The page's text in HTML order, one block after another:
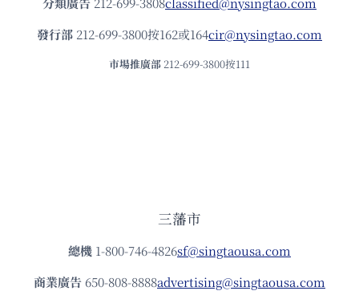
發⾏部 212-699-3800按162或164cir@nysingtao.com
市場推廣部 212-699-3800按111
三藩市
總機 1-800-746-4826sf@singtaousa.com
商業廣告 650-808-8888advertising@singtaousa.com